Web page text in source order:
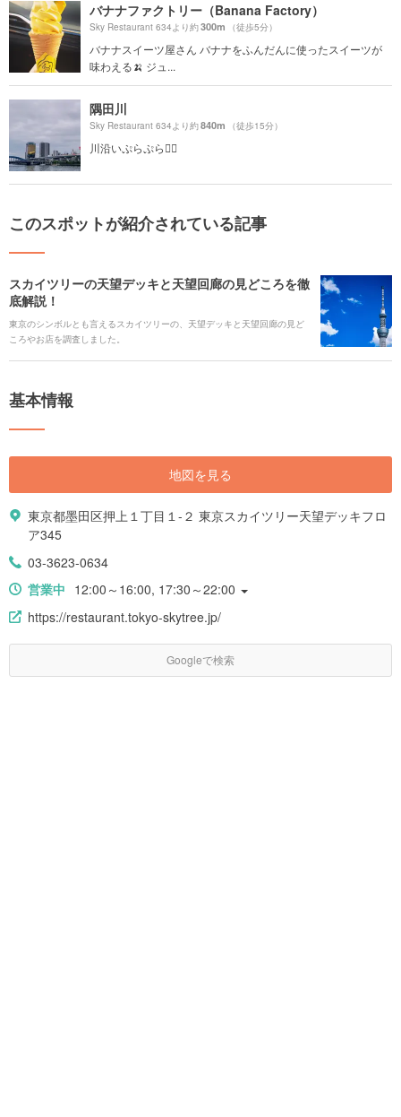
バナナファクトリー（Banana Factory）
Sky Restaurant 634より約300m （徒歩5分）
バナナスイーツ屋さん バナナをふんだんに使ったスイーツが
味わえる🍌 ジュ...
隅田川
Sky Restaurant 634より約840m （徒歩15分）
川沿いぷらぷら🚶‍♂️
このスポットが紹介されている記事
スカイツリーの天望デッキと天望回廊の見どころを徹
底解説！
東京のシンボルとも言えるスカイツリーの、天望デッキと天望回廊の見ど
ころやお店を調査しました。
基本情報
地図を見る
東京都墨田区押上１丁目１-２ 東京スカイツリー天望デッキフロ
ア345
03-3623-0634
営業中 12:00～16:00, 17:30～22:00
https://restaurant.tokyo-skytree.jp/
Googleで検索